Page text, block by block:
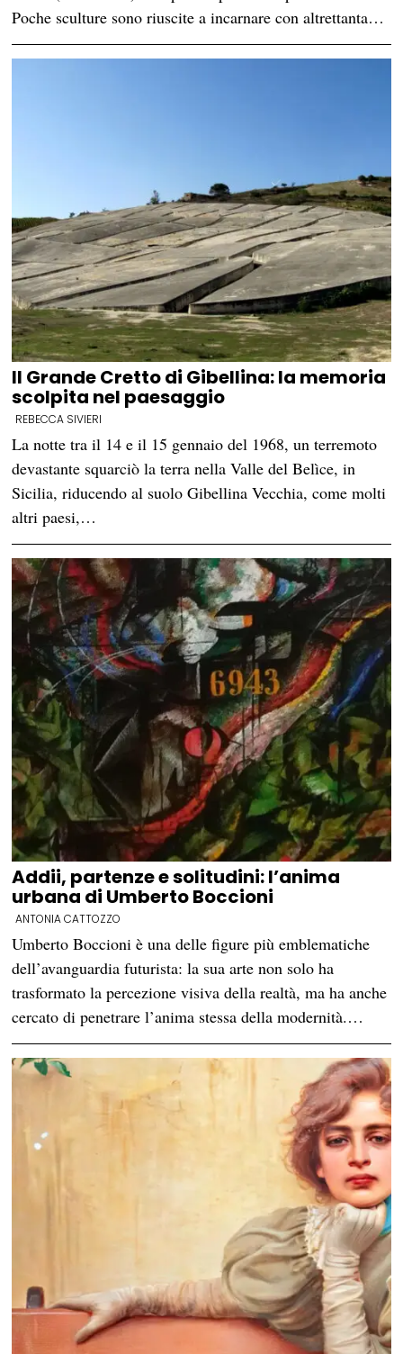
Poche sculture sono riuscite a incarnare con altrettanta…
Il Grande Cretto di Gibellina: la memoria
scolpita nel paesaggio
REBECCA SIVIERI
La notte tra il 14 e il 15 gennaio del 1968, un terremoto
devastante squarciò la terra nella Valle del Belìce, in
Sicilia, riducendo al suolo Gibellina Vecchia, come molti
altri paesi,…
Addii, partenze e solitudini: l’anima
urbana di Umberto Boccioni
ANTONIA CATTOZZO
Umberto Boccioni è una delle figure più emblematiche
dell’avanguardia futurista: la sua arte non solo ha
trasformato la percezione visiva della realtà, ma ha anche
cercato di penetrare l’anima stessa della modernità.…